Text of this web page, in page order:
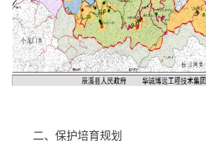
二、保护培育规划